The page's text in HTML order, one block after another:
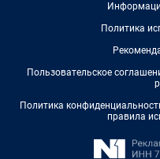
Политика
Пользовательское
Политика
правила